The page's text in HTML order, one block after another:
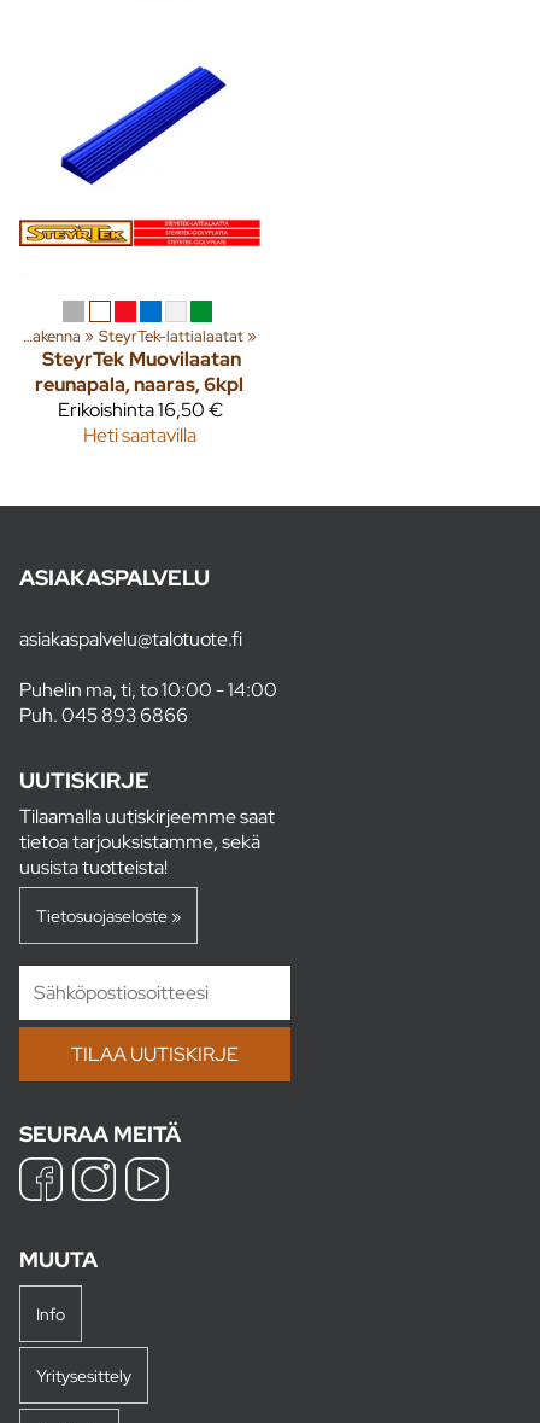
Rakenna ‪» SteyrTek-lattialaatat‪»
SteyrTek Muovilaatan
reunapala, naaras, 6kpl
Erikoishinta16,50 €
Heti saatavilla
ASIAKASPALVELU
asiakaspalvelu@talotuote.fi
Puhelin ma, ti, to 10:00 - 14:00
Puh.045 893 6866
UUTISKIRJE
Tilaamalla uutiskirjeemme saat
tietoa tarjouksistamme, sekä
uusista tuotteista!
Tietosuojaseloste »
SEURAA MEITÄ
MUUTA
Info
Yritysesittely